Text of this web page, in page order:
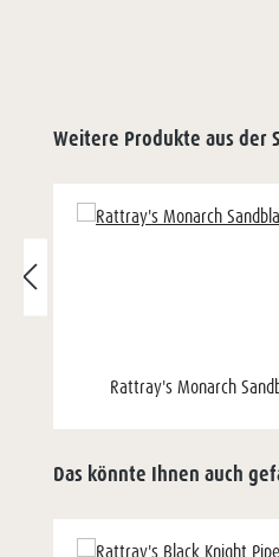
Weitere Produkte aus der
Rattray's Monarch
Das könnte Ihnen auch